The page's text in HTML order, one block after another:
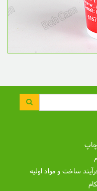
چاپ
ساخت و مواد اولیه